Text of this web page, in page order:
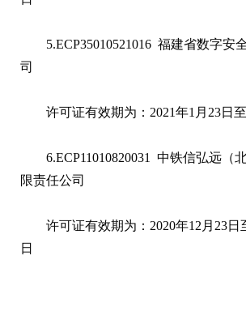
5.ECP35010521016 福建省数字安
司
许可证有效期为：2021年1月23日
6.ECP11010820031 中铁信弘远（
限责任公司
许可证有效期为：2020年12月23日
日